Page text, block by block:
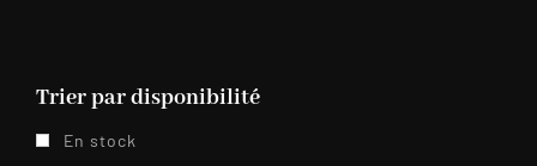
Trier par disponibilité
En stock